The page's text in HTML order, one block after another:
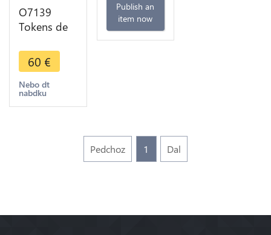
O7139
Tokens de
Auctioneers
Melbourne
Victoria
Copper
60 €
Nebo dt
nabdku
Publish an
item now
Pedchoz 1 Dal